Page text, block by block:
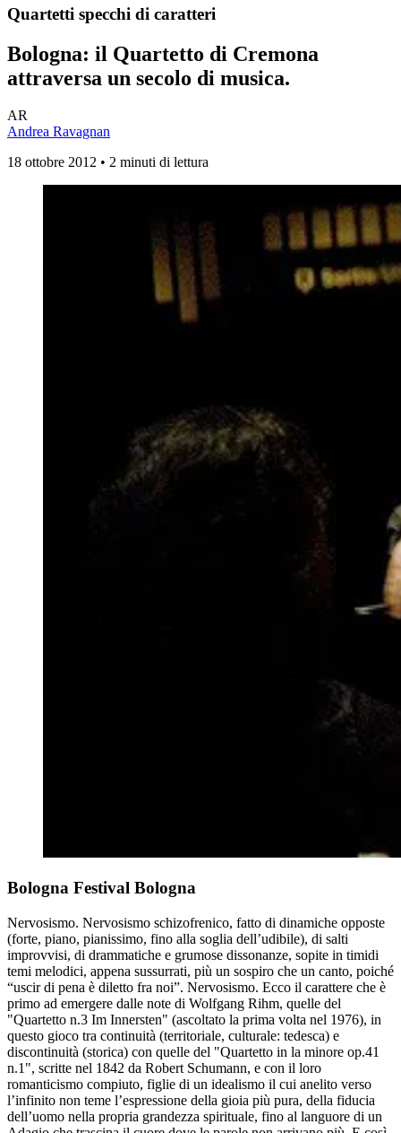
Quartetti specchi di caratteri
Bologna: il Quartetto di Cremona
attraversa un secolo di musica.
AR
Andrea Ravagnan
18 ottobre 2012 • 2 minuti di lettura
Bologna Festival Bologna
Nervosismo. Nervosismo schizofrenico, fatto di dinamiche opposte
(forte, piano, pianissimo, fino alla soglia dell’udibile), di salti
improvvisi, di drammatiche e grumose dissonanze, sopite in timidi
temi melodici, appena sussurrati, più un sospiro che un canto, poiché
“uscir di pena è diletto fra noi”. Nervosismo. Ecco il carattere che è
primo ad emergere dalle note di Wolfgang Rihm, quelle del
"Quartetto n.3 Im Innersten" (ascoltato la prima volta nel 1976), in
questo gioco tra continuità (territoriale, culturale: tedesca) e
discontinuità (storica) con quelle del "Quartetto in la minore op.41
n.1", scritte nel 1842 da Robert Schumann, e con il loro
romanticismo compiuto, figlie di un idealismo il cui anelito verso
l’infinito non teme l’espressione della gioia più pura, della fiducia
dell’uomo nella propria grandezza spirituale, fino al languore di un